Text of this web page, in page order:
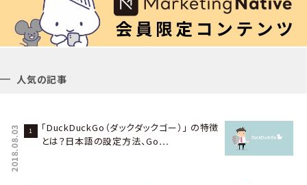
人気の記事
2018.08.03
「DuckDuckGo（ダックダックゴー）」 の特徴
とは？日本語の設定方法、Go…